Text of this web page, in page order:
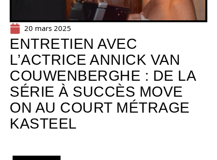
20 mars 2025
ENTRETIEN AVEC
L’ACTRICE ANNICK VAN
COUWENBERGHE : DE LA
SÉRIE À SUCCÈS MOVE
ON AU COURT MÉTRAGE
KASTEEL